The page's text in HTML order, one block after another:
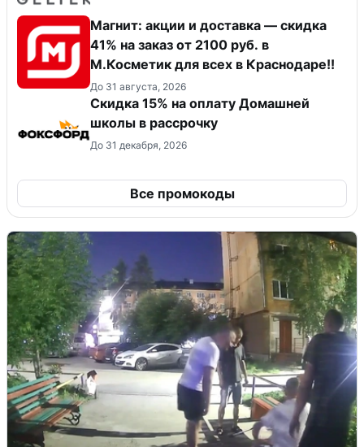
Магнит: акции и доставка — скидка
41% на заказ от 2100 руб. в
М.Косметик для всех в Краснодаре!!
До 31 августа, 2026
Скидка 15% на оплату Домашней
школы в рассрочку
До 31 декабря, 2026
Все промокоды